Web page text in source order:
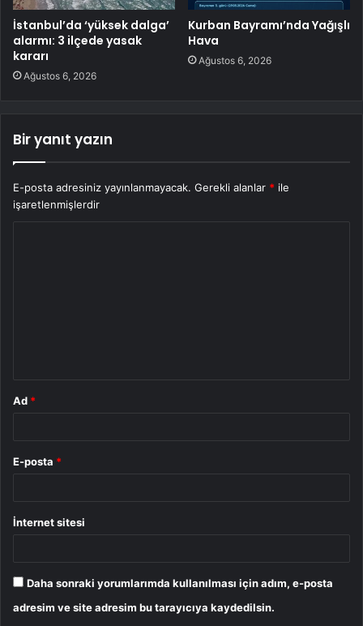
İstanbul’da ‘yüksek dalga’
alarmı: 3 ilçede yasak
kararı
Ağustos 6, 2026
Kurban Bayramı’nda Yağışlı
Hava
Ağustos 6, 2026
Bir yanıt yazın
E-posta adresiniz yayınlanmayacak. Gerekli alanlar * ile
işaretlenmişlerdir
Ad *
E-posta *
İnternet sitesi
Daha sonraki yorumlarımda kullanılması için adım, e-posta
adresim ve site adresim bu tarayıcıya kaydedilsin.